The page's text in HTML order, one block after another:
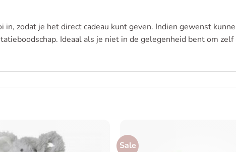
zodat je het direct cadeau kunt geven. Indien gewenst
Ideaal als je niet in de gelegenheid bent om zelf
Sale